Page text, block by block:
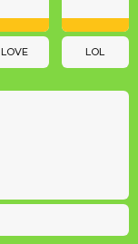
LOVE LOL